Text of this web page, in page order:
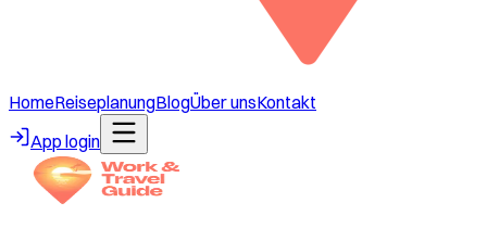
HomeReiseplanungBlogÜber unsKontakt
App login